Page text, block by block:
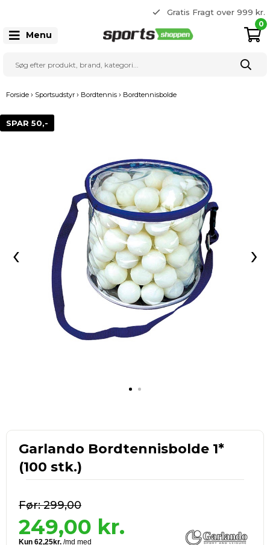
Gratis Fragt over 999 kr.
22 20 80 33
Menu
0
Forside › Sportsudstyr › Bordtennis › Bordtennisbolde
SPAR 50,-
‹ ›
Garlando Bordtennisbolde 1*
(100 stk.)
299,00
249,00 kr.